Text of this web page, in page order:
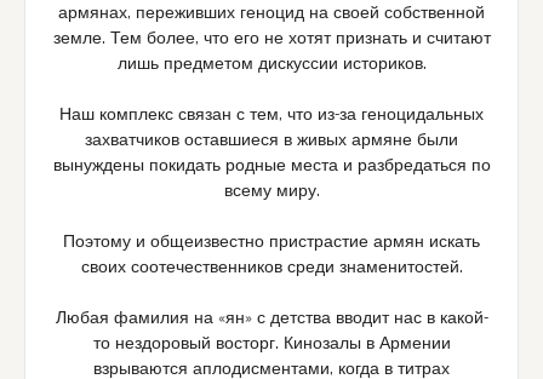
армянах, переживших геноцид на своей собственной
земле. Тем более, что его не хотят признать и считают
лишь предметом дискуссии историков.
Наш комплекс связан с тем, что из-за геноцидальных
захватчиков оставшиеся в живых армяне были
вынуждены покидать родные места и разбредаться по
всему миру.
Поэтому и общеизвестно пристрастие армян искать
своих соотечественников среди знаменитостей.
Любая фамилия на «ян» с детства вводит нас в какой-
то нездоровый восторг. Кинозалы в Армении
взрываются аплодисментами, когда в титрах